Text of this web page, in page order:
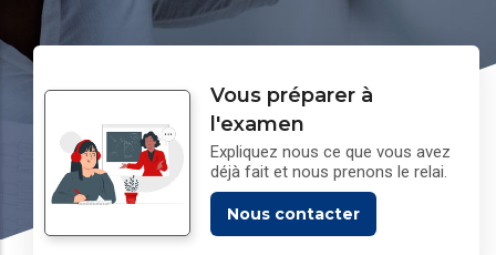
Vous préparer à
l'examen
Expliquez nous ce que vous avez
déjà fait et nous prenons le relai.
Nous contacter